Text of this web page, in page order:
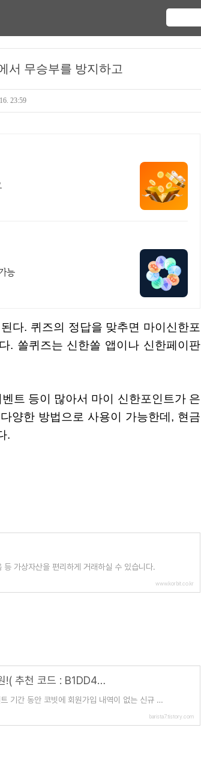
서 무승부를 방지하고
23:59
능
. 쏠퀴즈는 신한쏠 앱이나 신한페이판
양한 방법으로 사용이 가능한데, 현금
.
가상자산을 편리하게 거래하실 수 있습니다.
www.korbit.co.kr
코빗 웰컴리워드 및 친구추천 이벤트, 리워드 5000원!( 추천 코드 : B1DD4A )
기간 동안 코빗에 회원가입 내역이 없는 신규 이
barista7.tistory.com